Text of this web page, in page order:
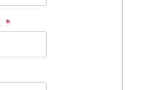
*